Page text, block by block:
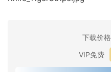
下载价格
VIP免费